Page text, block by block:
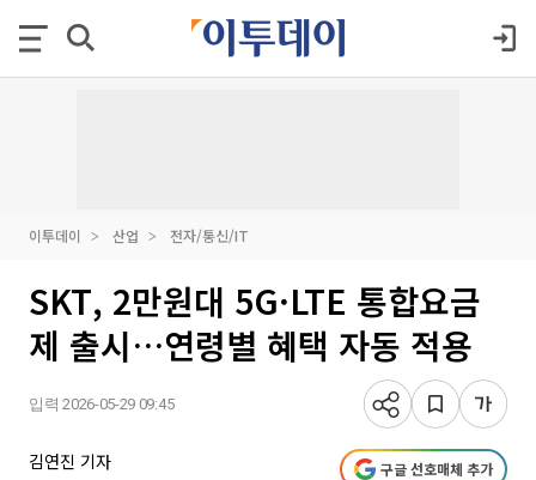
이투데이 산업 전자/통신/IT
SKT, 2만원대 5G·LTE 통합요금
제 출시…연령별 혜택 자동 적용
입력 2026-05-29 09:45
김연진 기자 구글 선호매체 추가